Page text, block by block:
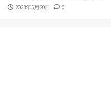
2023年5月20日 0